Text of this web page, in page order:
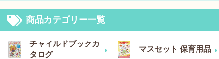
商品カテゴリー一覧
チャイルドブックカ
タログ
マスセット 保育用品